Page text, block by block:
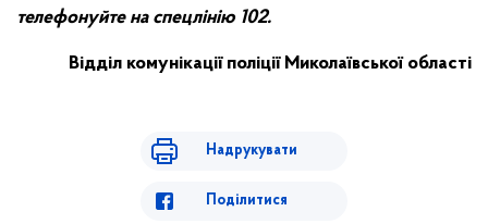
телефонуйте на спецлінію 102.
Відділ комунікації поліції Миколаївської області
Надрукувати
Поділитися